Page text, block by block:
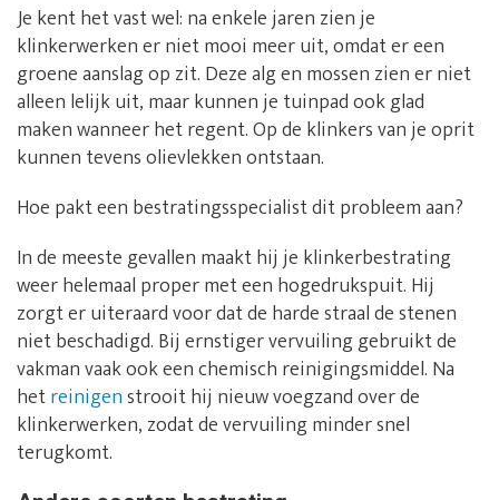
Je kent het vast wel: na enkele jaren zien je
klinkerwerken er niet mooi meer uit, omdat er een
groene aanslag op zit. Deze alg en mossen zien er niet
alleen lelijk uit, maar kunnen je tuinpad ook glad
maken wanneer het regent. Op de klinkers van je oprit
kunnen tevens olievlekken ontstaan.
Hoe pakt een bestratingsspecialist dit probleem aan?
In de meeste gevallen maakt hij je klinkerbestrating
weer helemaal proper met een hogedrukspuit. Hij
zorgt er uiteraard voor dat de harde straal de stenen
niet beschadigd. Bij ernstiger vervuiling gebruikt de
vakman vaak ook een chemisch reinigingsmiddel. Na
hetreinigenstrooit hij nieuw voegzand over de
klinkerwerken, zodat de vervuiling minder snel
terugkomt.